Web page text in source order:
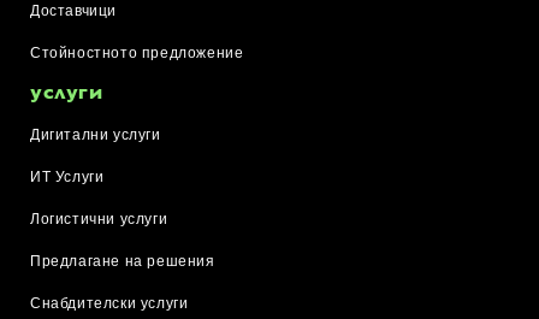
Доставчици
Стойностното предложение
УСЛУГИ
Дигитални услуги
ИТ Услуги
Логистични услуги
Предлагане на решения
Снабдителски услуги